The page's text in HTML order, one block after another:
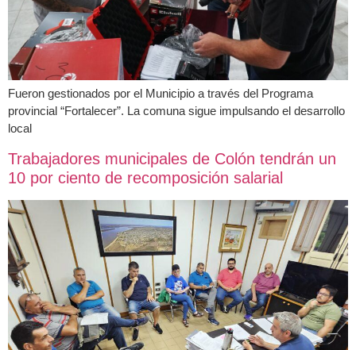
Fueron gestionados por el Municipio a través del Programa
provincial “Fortalecer”. La comuna sigue impulsando el desarrollo
local
Trabajadores municipales de Colón tendrán un
10 por ciento de recomposición salarial